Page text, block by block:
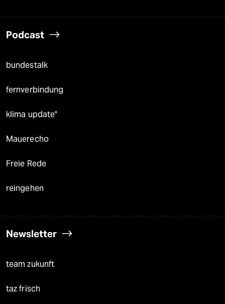
Podcast
bundestalk
fernverbindung
klima update°
Mauerecho
Freie Rede
reingehen
Newsletter
team zukunft
taz frisch